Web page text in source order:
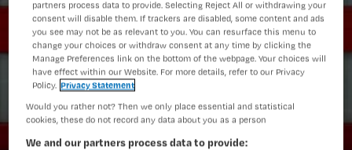
partners process data to provide. Selecting Reject All or withdrawing your
consent will disable them. If trackers are disabled, some content and ads
you see may not be as relevant to you. You can resurface this menu to
change your choices or withdraw consent at any time by clicking the
Manage Preferences link on the bottom of the webpage. Your choices will
have effect within our Website. For more details, refer to our Privacy
Policy. Privacy Statement
Would you rather not? Then we only place essential and statistical
cookies, these do not record any data about you as a person
We and our partners process data to provide: